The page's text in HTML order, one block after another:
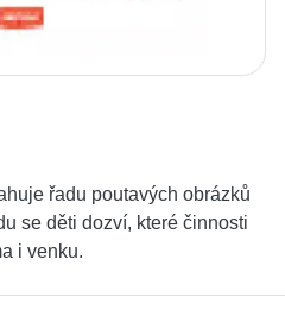
řadu poutavých obrázků
se děti dozví, které činnosti
i venku.